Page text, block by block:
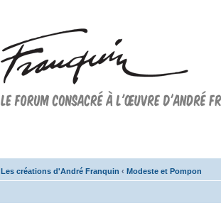
Les créations d'André Franquin ‹ Modeste et Pompon